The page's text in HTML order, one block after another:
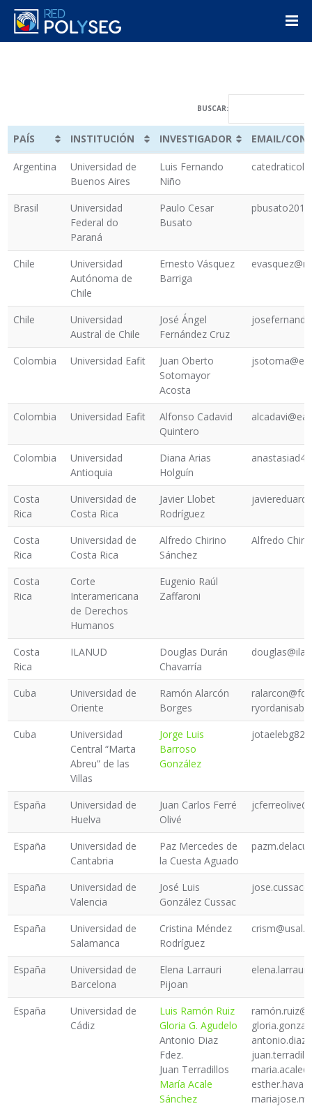
BUSCAR:
PAÍS INSTITUCIÓN INVESTIGADOR
EMAIL/
INSTITUCIÓN INVESTIGADOR EMAIL/
Argentina
Universidad de
Buenos Aires
Luis Fernando
Niño
Brasil
Universidad
Federal do
Paraná
Paulo Cesar
Busato
Chile
Universidad
Autónoma de
Chile
Ernesto Vásquez
Barriga
Chile
Universidad
Austral de Chile
José Ángel
Fernández Cruz
Colombia Universidad Eafit
Juan Oberto
Sotomayor
Acosta
Colombia Universidad Eafit
Alfonso Cadavid
Quintero
Colombia
Universidad
Antioquia
Diana Arias
Holguín
Costa
Rica
Universidad de
Costa Rica
Javier Llobet
Rodríguez
Costa
Rica
Universidad de
Costa Rica
Alfredo Chirino
Sánchez
Alfredo
Costa
Rica
Corte
Interamericana
de Derechos
Humanos
Eugenio Raúl
Zaffaroni
Costa
Rica
ILANUD
Douglas Durán
Chavarría
Cuba
Universidad de
Oriente
Ramón Alarcón
Borges
Cuba
Universidad
Central “Marta
Abreu” de las
Villas
Jorge Luis
Barroso
González
España
Universidad de
Huelva
Juan Carlos Ferré
Olivé
España
Universidad de
Cantabria
Paz Mercedes de
la Cuesta Aguado
España
Universidad de
Valencia
José Luis
González Cussac
España
Universidad de
Salamanca
Cristina Méndez
Rodríguez
España
Universidad de
Barcelona
Elena Larrauri
Pijoan
España
Universidad de
Cádiz
Luis Ramón Ruiz
Gloria G. Agudelo
Antonio Diaz
Fdez.
Juan Terradillos
María Acale
Sánchez